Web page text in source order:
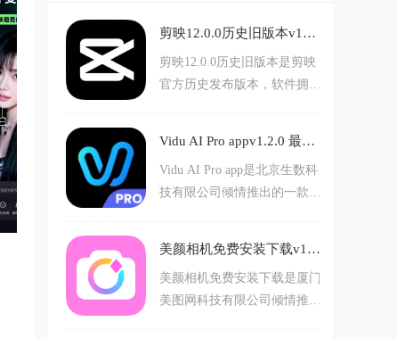
剪映12.0.0历史旧版本v12.0.0 老版本
剪映12.0.0历史旧版本是剪映
官方历史发布版本，软件拥有
滤镜等等丰富功能，可以帮助
用户更好的剪辑创作视频，需
要的朋友赶紧前来下载使用
Vidu AI Pro appv1.2.0 最新版
Vidu AI Pro app是北京生数科
技有限公司倾情推出的一款AI
合等等丰富功能，可以助力用
户更好的创作视频，功能强
大，使用简单方便，需要的朋
美颜相机免费安装下载v13.1.00 最新版
美颜相机免费安装下载是厦门
美图网科技有限公司倾情推出